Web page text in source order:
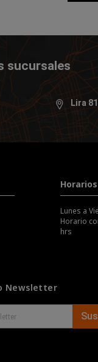
sucursales
Lira
Lunes a
Horario
hrs
Newsletter